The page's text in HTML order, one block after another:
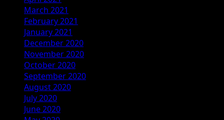
March 2021
February 2021
January 2021
December 2020
November 2020
October 2020
September 2020
August 2020
July 2020
June 2020